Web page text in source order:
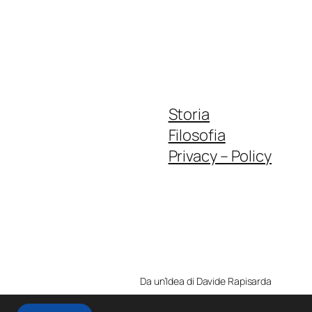
Storia
Filosofia
Privacy – Policy
Da un’Idea di Davide Rapisarda